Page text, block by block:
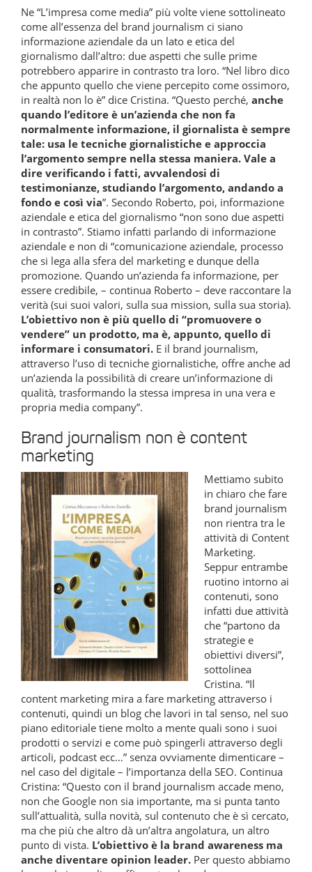
Ne “L’impresa come media” più volte viene sottolineato
come all’essenza del brand journalism ci siano
informazione aziendale da un lato e etica del
giornalismo dall’altro: due aspetti che sulle prime
potrebbero apparire in contrasto tra loro. “Nel libro dico
che appunto quello che viene percepito come ossimoro,
in realtà non lo è” dice Cristina. “Questo perché, anche
quando l’editore è un’azienda che non fa
normalmente informazione, il giornalista è sempre
tale: usa le tecniche giornalistiche e approccia
l’argomento sempre nella stessa maniera. Vale a
dire verificando i fatti, avvalendosi di
testimonianze, studiando l’argomento, andando a
fondo e così via”. Secondo Roberto, poi, informazione
aziendale e etica del giornalismo “non sono due aspetti
in contrasto”. Stiamo infatti parlando di informazione
aziendale e non di “comunicazione aziendale, processo
che si lega alla sfera del marketing e dunque della
promozione. Quando un’azienda fa informazione, per
essere credibile, – continua Roberto – deve raccontare la
verità (sui suoi valori, sulla sua mission, sulla sua storia).
L’obiettivo non è più quello di “promuovere o
vendere” un prodotto, ma è, appunto, quello di
informare i consumatori. E il brand journalism,
attraverso l’uso di tecniche giornalistiche, offre anche ad
un’azienda la possibilità di creare un’informazione di
qualità, trasformando la stessa impresa in una vera e
propria media company”.
Brand journalism non è content
marketing
Mettiamo subito
in chiaro che fare
brand journalism
non rientra tra le
attività di Content
Marketing.
Seppur entrambe
ruotino intorno ai
contenuti, sono
infatti due attività
che “partono da
strategie e
obiettivi diversi”,
sottolinea
Cristina. “Il
content marketing mira a fare marketing attraverso i
contenuti, quindi un blog che lavori in tal senso, nel suo
piano editoriale tiene molto a mente quali sono i suoi
prodotti o servizi e come può spingerli attraverso degli
articoli, podcast ecc…” senza ovviamente dimenticare –
nel caso del digitale – l’importanza della SEO. Continua
Cristina: “Questo con il brand journalism accade meno,
non che Google non sia importante, ma si punta tanto
sull’attualità, sulla novità, sul contenuto che è sì cercato,
ma che più che altro dà un’altra angolatura, un altro
punto di vista. L’obiettivo è la brand awareness ma
anche diventare opinion leader. Per questo abbiamo